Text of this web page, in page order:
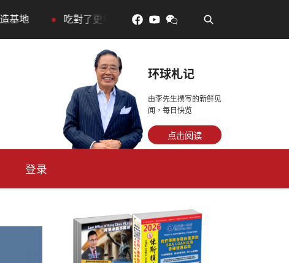
吃對了更年輕：花青素如何守住細胞、血管與大腦活力
环球札记
由李先生撰写的新鲜见
闻，每日快览
点击阅读
登录